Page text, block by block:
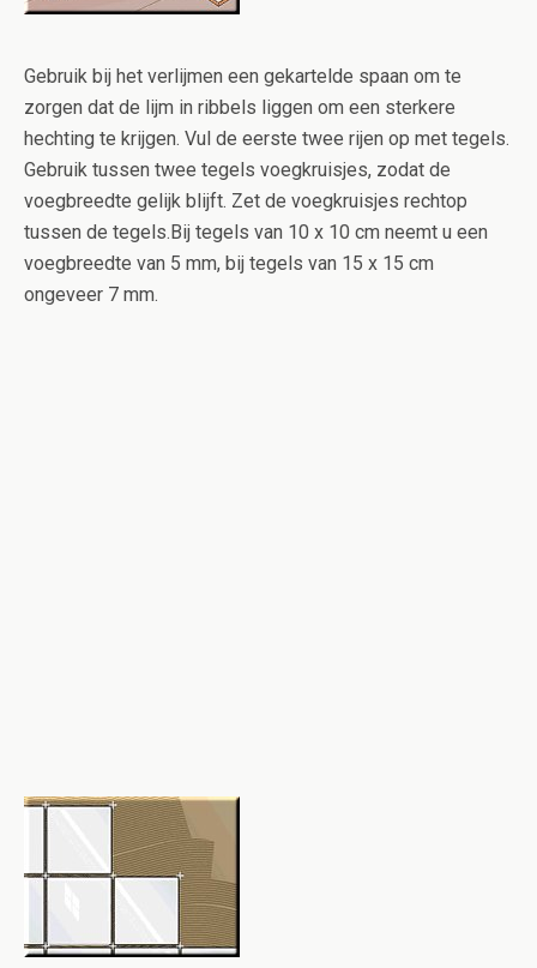
Gebruik bij het verlijmen een gekartelde spaan om te
zorgen dat de lijm in ribbels liggen om een sterkere
hechting te krijgen. Vul de eerste twee rijen op met tegels.
Gebruik tussen twee tegels voegkruisjes, zodat de
voegbreedte gelijk blijft. Zet de voegkruisjes rechtop
tussen de tegels.Bij tegels van 10 x 10 cm neemt u een
voegbreedte van 5 mm, bij tegels van 15 x 15 cm
ongeveer 7 mm.